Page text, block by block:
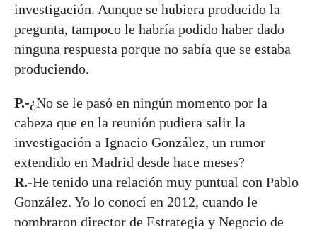
investigación. Aunque se hubiera producido la
pregunta, tampoco le habría podido haber dado
ninguna respuesta porque no sabía que se estaba
produciendo.
P.-¿No se le pasó en ningún momento por la
cabeza que en la reunión pudiera salir la
investigación a Ignacio González, un rumor
extendido en Madrid desde hace meses?
R.-He tenido una relación muy puntual con Pablo
González. Yo lo conocí en 2012, cuando le
nombraron director de Estrategia y Negocio de